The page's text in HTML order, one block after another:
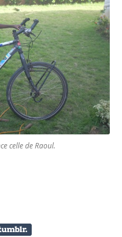
celle de Raoul.